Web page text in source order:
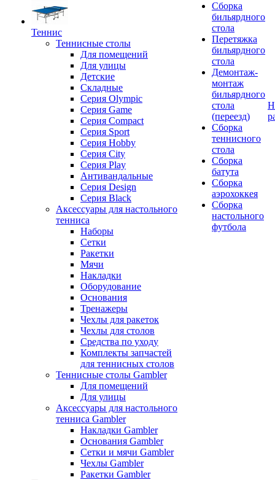
Теннис
Теннисные столы
Для помещений
Для улицы
Детские
Складные
Серия Olympic
Серия Game
Серия Compact
Серия Sport
Серия Hobby
Серия City
Серия Play
Антивандальные
Серия Design
Серия Black
Аксессуары для настольного
тенниса
Наборы
Сетки
Ракетки
Мячи
Накладки
Оборудование
Основания
Тренажеры
Чехлы для ракеток
Чехлы для столов
Средства по уходу
Комплекты запчастей
для теннисных столов
Теннисные столы Gambler
Для помещений
Для улицы
Аксессуары для настольного
тенниса Gambler
Накладки Gambler
Основания Gambler
Сетки и мячи Gambler
Чехлы Gambler
Ракетки Gambler
Сборка
бильярдного
стола
Перетяжка
бильярдного
стола
Демонтаж-
монтаж
бильярдного
стола
(переезд)
Сборка
теннисного
стола
Сборка
батута
Сборка
аэрохоккея
Сборка
настольного
футбола